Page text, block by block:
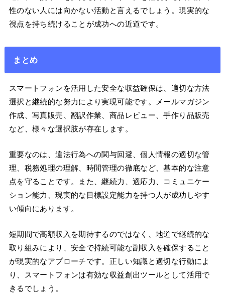
性のない人には向かない活動と言えるでしょう。現実的な
視点を持ち続けることが成功への近道です。
まとめ
スマートフォンを活用した安全な収益確保は、適切な方法
選択と継続的な努力により実現可能です。メールマガジン
作成、写真販売、翻訳作業、商品レビュー、手作り品販売
など、様々な選択肢が存在します。
重要なのは、違法行為への関与回避、個人情報の適切な管
理、税務処理の理解、時間管理の徹底など、基本的な注意
点を守ることです。また、継続力、適応力、コミュニケー
ション能力、現実的な目標設定能力を持つ人が成功しやす
い傾向にあります。
短期間で高額収入を期待するのではなく、地道で継続的な
取り組みにより、安全で持続可能な副収入を確保すること
が現実的なアプローチです。正しい知識と適切な行動によ
り、スマートフォンは有効な収益創出ツールとして活用で
きるでしょう。